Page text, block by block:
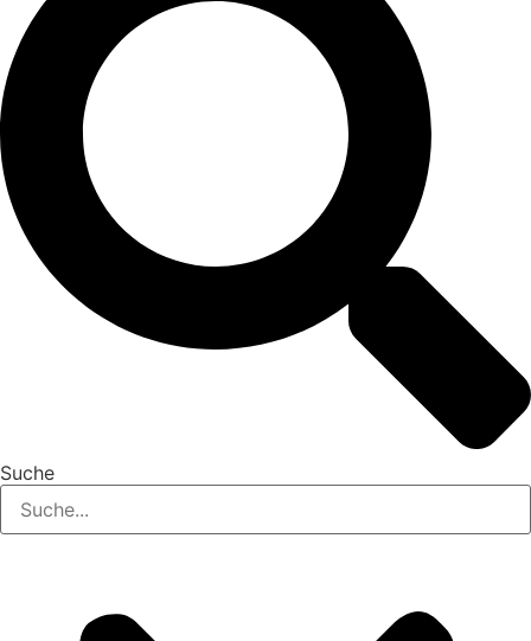
Suche